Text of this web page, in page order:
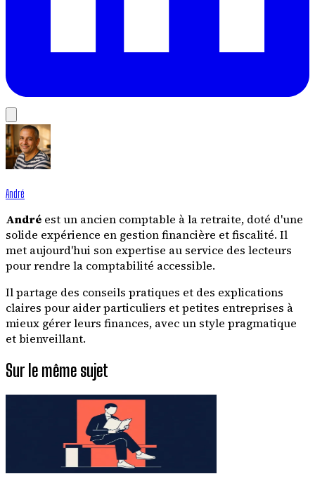
André
André est un ancien comptable à la retraite, doté d'une
solide expérience en gestion financière et fiscalité. Il
met aujourd'hui son expertise au service des lecteurs
pour rendre la comptabilité accessible.
Il partage des conseils pratiques et des explications
claires pour aider particuliers et petites entreprises à
mieux gérer leurs finances, avec un style pragmatique
et bienveillant.
Sur le même sujet